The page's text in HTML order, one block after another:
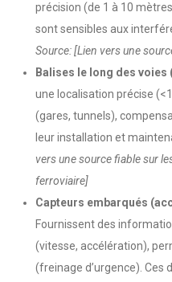
précision (de 1 à 10
sont sensibles aux
Source: [Lien vers une
Balises le long des voies
une localisation précise
(gares, tunnels),
leur installation et
vers une source fiable sur
ferroviaire]
Capteurs embarqués
Fournissent des
(vitesse, accélération),
(freinage d’urgence). Ces